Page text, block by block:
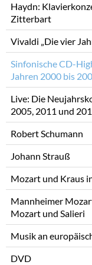
Haydn:
Zitterbart
Vivaldi „Die vier
Sinfonische CD-
Jahren 2000 bis
Live: Die
2005, 2011 und
Robert Schumann
Johann Strauß
Mozart und Kraus
Mannheimer
Mozart und Salieri
Musik an
DVD